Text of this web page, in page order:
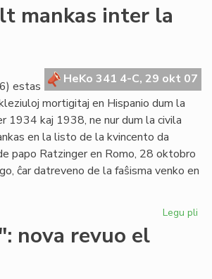
mankas inter la
HeKo 341 4-C, 29 okt 07
estas
mortigitaj en Hispanio dum la
1934 kaj 1938, ne nur dum la civila
en la listo de la kvincento da
papo Ratzinger en Romo, 28 oktobro
ĉar datreveno de la faŝisma venko en
Legu pli
nova revuo el